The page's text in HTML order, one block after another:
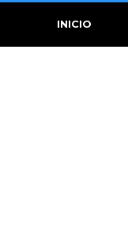
INICIO